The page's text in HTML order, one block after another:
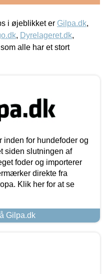
i øjeblikket er Gilpa.dk,
, Dyrelageret.dk,
som alle har et stort
inden for hundefoder og
siden slutningen af
foder og importerer
direkte fra
Klik her for at se
Gilpa.dk